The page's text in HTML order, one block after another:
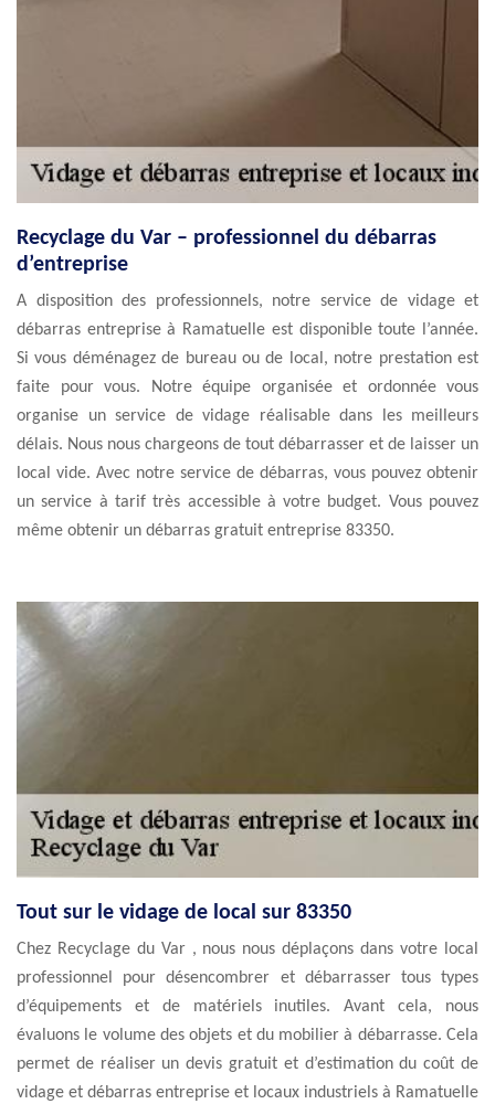
Recyclage du Var – professionnel du débarras
d’entreprise
A disposition des professionnels, notre service de vidage et
débarras entreprise à Ramatuelle est disponible toute l’année.
Si vous déménagez de bureau ou de local, notre prestation est
faite pour vous. Notre équipe organisée et ordonnée vous
organise un service de vidage réalisable dans les meilleurs
délais. Nous nous chargeons de tout débarrasser et de laisser un
local vide. Avec notre service de débarras, vous pouvez obtenir
un service à tarif très accessible à votre budget. Vous pouvez
même obtenir un débarras gratuit entreprise 83350.
Tout sur le vidage de local sur 83350
Chez Recyclage du Var , nous nous déplaçons dans votre local
professionnel pour désencombrer et débarrasser tous types
d’équipements et de matériels inutiles. Avant cela, nous
évaluons le volume des objets et du mobilier à débarrasse. Cela
permet de réaliser un devis gratuit et d’estimation du coût de
vidage et débarras entreprise et locaux industriels à Ramatuelle